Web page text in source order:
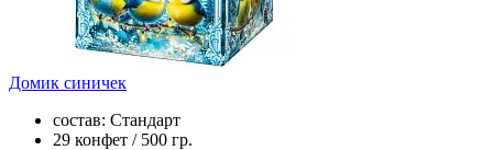
Домик синичек
состав: Стандарт
29 конфет / 500 гр.